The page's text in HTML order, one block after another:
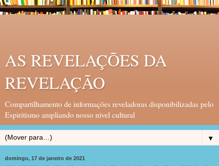
AS REVELAÇÕES DA
REVELAÇÃO
Compartilhamento de informações reveladoras disponibilizadas pelo
Espiritismo ampliando nosso nivel cultural
▼
domingo, 17 de janeiro de 2021